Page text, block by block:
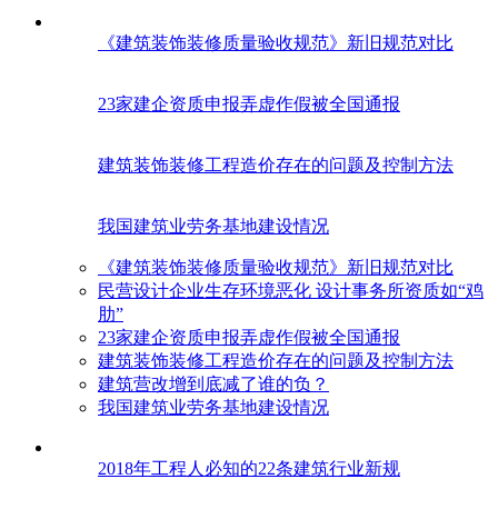
《建筑装饰装修质量验收规范》新旧规范对比
23家建企资质申报弄虚作假被全国通报
建筑装饰装修工程造价存在的问题及控制方法
我国建筑业劳务基地建设情况
《建筑装饰装修质量验收规范》新旧规范对比
民营设计企业生存环境恶化 设计事务所资质如“鸡
肋”
23家建企资质申报弄虚作假被全国通报
建筑装饰装修工程造价存在的问题及控制方法
建筑营改增到底减了谁的负？
我国建筑业劳务基地建设情况
2018年工程人必知的22条建筑行业新规